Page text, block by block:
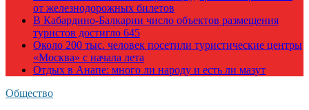
от железнодорожных билетов
В Кабардино-Балкарии число объектов размещения
туристов достигло 645
Около 200 тыс. человек посетили туристические центры
«Москва» с начала лета
Отдых в Анапе: много ли народу и есть ли мазут
Общество